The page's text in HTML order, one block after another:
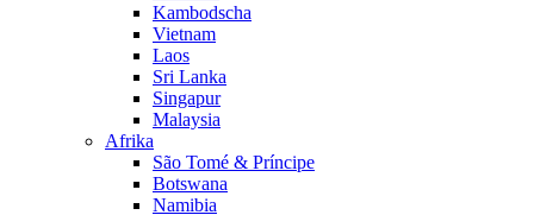
Kambodscha
Vietnam
Laos
Sri Lanka
Singapur
Malaysia
Afrika
São Tomé & Príncipe
Botswana
Namibia